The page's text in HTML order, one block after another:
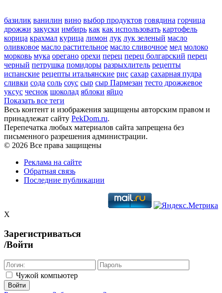
базилик ванилин вино выбор продуктов говядина горчица
дрожжи закуски имбирь как как использовать картофель
корица крахмал курица лимон лук лук зеленый масло
оливковое масло растительное масло сливочное мед молоко
морковь мука орегано орехи перец перец болгарский перец
черный петрушка помидоры разрыхлитель рецепты
испанские рецепты итальянские рис сахар сахарная пудра
сливки сода соль соус сыр сыр Пармезан тесто дрожжевое
уксус чеснок шоколад яблоки яйцо
Показать все теги
Весь контент и изображения защищены авторским правом и
принадлежат сайту PekDom.ru.
Перепечатка любых материалов сайта запрещена без
письменного разрешения администрации.
© 2026 Все права защищены
Реклама на сайте
Обратная связь
Последние публикации
X
Зарегистриваться
/Войти
Чужой компьютер
Войти